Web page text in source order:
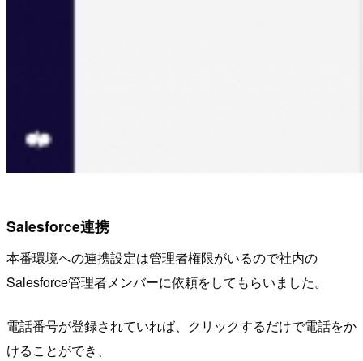
Salesforce連携
本番環境への連携設定は管理者権限がいるので社内の
Salesforce管理者メンバーに依頼をしてもらいました。
電話番号が登録されていれば、クリックするだけで電話をか
けることができ、